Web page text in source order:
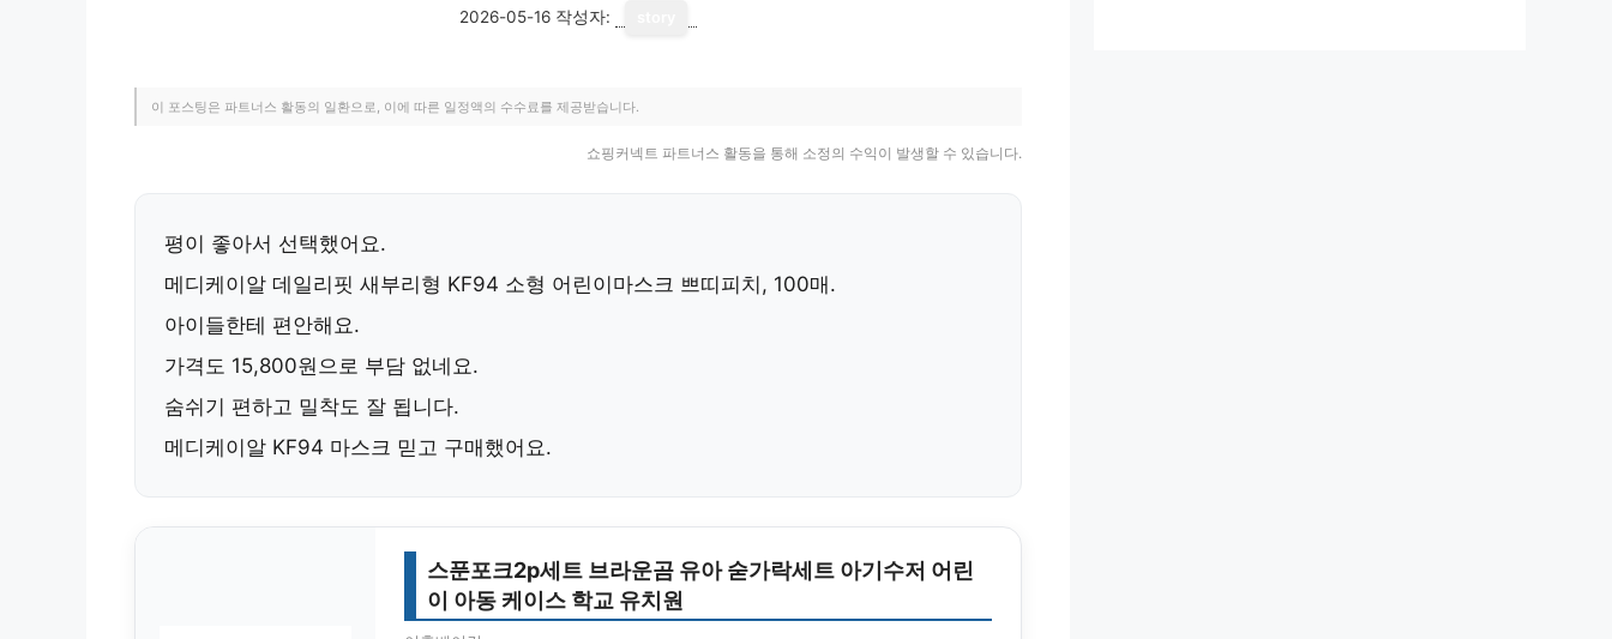
2026-05-16 작성자:
이 포스팅은 파트너스 활동의 일환으로, 이에 따른 일정액의 수수료를 제공받습니다.
쇼핑커넥트 파트너스 활동을 통해 소정의 수익이 발생할 수 있습니다.
평이 좋아서 선택했어요.
메디케이알 데일리핏 새부리형 KF94 소형 어린이마스크 쁘띠피치, 100매 .
아이들한테 편안해요.
가격도 15,800원으로 부담 없네요.
숨쉬기 편하고 밀착도 잘 됩니다.
메디케이알 KF94 마스크 믿고 구매했어요.
스푼포크2p세트 브라운곰 유아 숟가락세트 아기수저 어린
이 아동 케이스 학교 유치원